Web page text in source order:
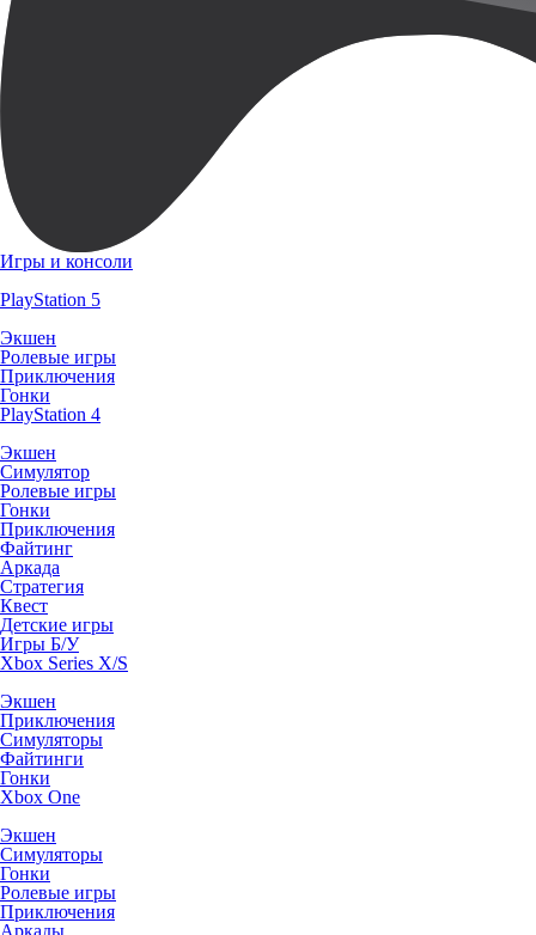
Игры и консоли
PlayStation 5
Экшен
Ролевые игры
Приключения
Гонки
PlayStation 4
Экшен
Симулятор
Ролевые игры
Гонки
Приключения
Файтинг
Аркада
Стратегия
Квест
Детские игры
Игры Б/У
Xbox Series X/S
Экшен
Приключения
Симуляторы
Файтинги
Гонки
Xbox One
Экшен
Симуляторы
Гонки
Ролевые игры
Приключения
Аркады